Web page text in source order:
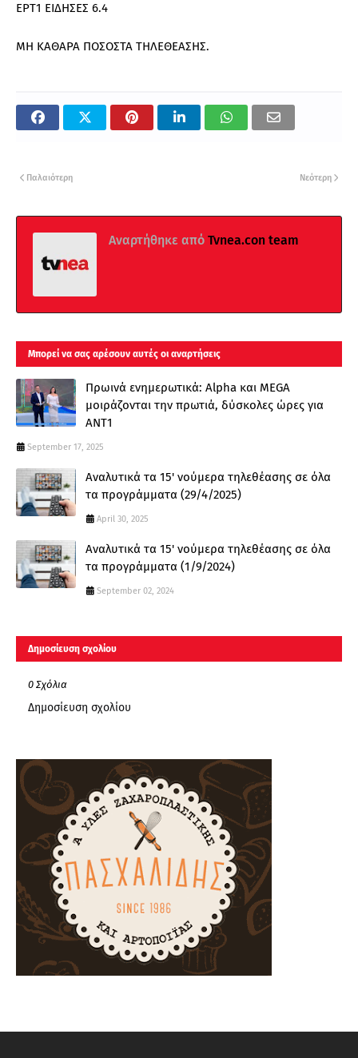
ΕΡΤ1 ΕΙΔΗΣΕΣ 6.4
ΜΗ ΚΑΘΑΡΑ ΠΟΣΟΣΤΑ ΤΗΛΕΘΕΑΣΗΣ.
Νεότερη
Παλαιότερη
Αναρτήθηκε από Tvnea.con team
Μπορεί να σας αρέσουν αυτές οι αναρτήσεις
Πρωινά ενημερωτικά: Alpha και MEGA
μοιράζονται την πρωτιά, δύσκολες ώρες για
ΑΝΤ1
September 17, 2025
Αναλυτικά τα 15' νούμερα τηλεθέασης σε όλα
τα προγράμματα (29/4/2025)
April 30, 2025
Αναλυτικά τα 15' νούμερα τηλεθέασης σε όλα
τα προγράμματα (1/9/2024)
September 02, 2024
Δημοσίευση σχολίου
0 Σχόλια
Δημοσίευση σχολίου